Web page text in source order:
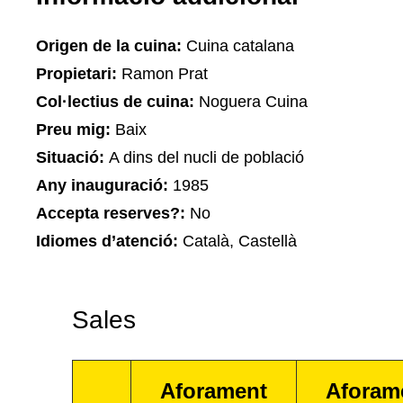
Origen de la cuina: Cuina catalana
Propietari: Ramon Prat
Col·lectius de cuina: Noguera Cuina
Preu mig: Baix
Situació: A dins del nucli de població
Any inauguració: 1985
Accepta reserves?: No
Idiomes d’atenció: Català, Castellà
Sales
Aforament